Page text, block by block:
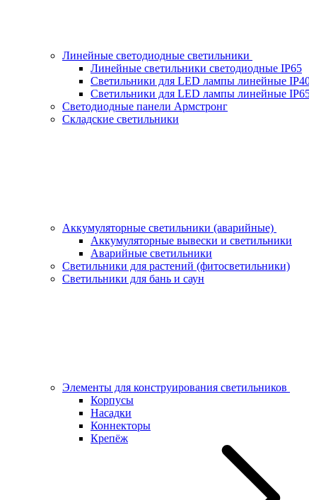
Линейные светодиодные светильники
Линейные светильники светодиодные IP65
Светильники для LED лампы линейные
Светильники для LED лампы линейные
Светодиодные панели Армстронг
Складские светильники
Аккумуляторные светильники (аварийные)
Аккумуляторные вывески и светильники
Аварийные светильники
Светильники для растений (фитосветильники)
Светильники для бань и саун
Элементы для конструирования светильников
Корпусы
Насадки
Коннекторы
Крепёж